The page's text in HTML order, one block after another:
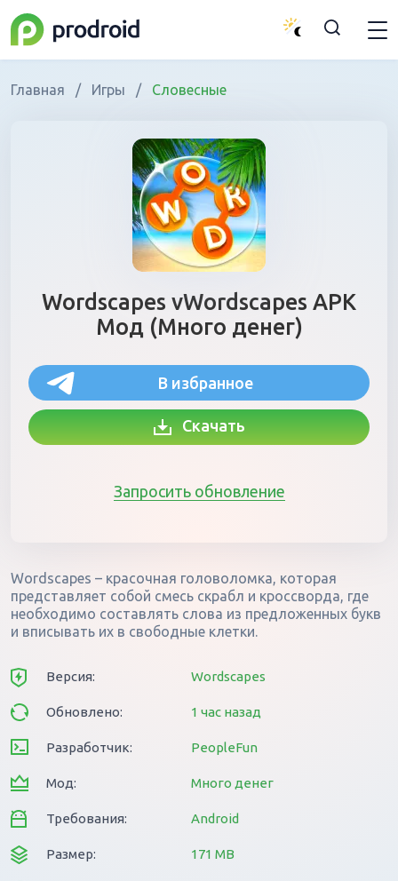
Главная / Игры / Словесные
Wordscapes vWordscapes APK
Мод (Много денег)
В избранное
Скачать
Запросить обновление
Wordscapes – красочная головоломка, которая
представляет собой смесь скрабл и кроссворда, где
необходимо составлять слова из предложенных букв
и вписывать их в свободные клетки.
Версия: Wordscapes
Обновлено: 1 час назад
Разработчик: PeopleFun
Мод: Много денег
Требования: Android
Размер: 171 MB